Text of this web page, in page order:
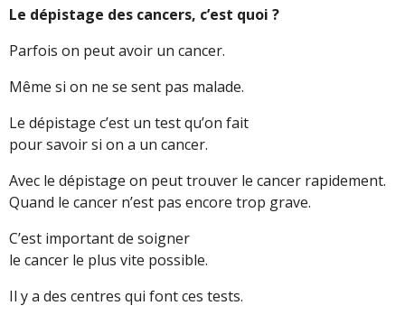
Le dépistage des cancers, c’est quoi ?
Parfois on peut avoir un cancer.
Même si on ne se sent pas malade.
Le dépistage c’est un test qu’on fait
pour savoir si on a un cancer.
Avec le dépistage on peut trouver le cancer rapidement.
Quand le cancer n’est pas encore trop grave.
C’est important de soigner
le cancer le plus vite possible.
Il y a des centres qui font ces tests.